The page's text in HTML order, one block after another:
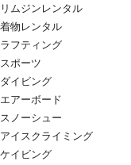
リムジンレンタル
着物レンタル
ラフティング
スポーツ
ダイビング
エアーボード
スノーシュー
アイスクライミング
ケイビング